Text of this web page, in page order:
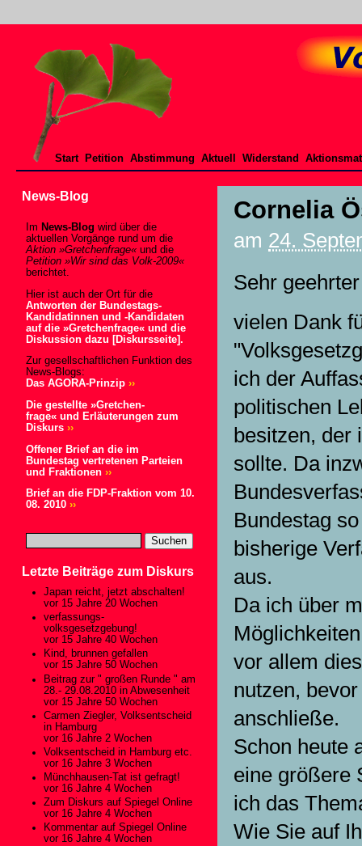
Start Petition Abstimmung Aktuell Widerstand
News-Blog
Im News-Blog wird über die
aktuellen Vorgänge rund um die
Aktion »Gretchenfrage« und die
Petition »Wir sind das Volk-2009«
berichtet.
Hier ist auch der Ort für die
Antworten der Bundestags-
Kandidatinnen und -Kandidaten
auf die »Gretchenfrage« und die
Diskussion dazu [Diskursseite].
Zur gesellschaftlichen Funktion des
News-Blogs:
Das AGORA-Prinzip ››
Die gestellte »Gretchen-
frage« und Erläuterungen zum
Diskurs ››
Offener Brief an die im
Bundestag vertretenen Parteien
und Fraktionen ››
Brief an die FDP-Fraktion vom 10.
08. 2010 ››
Letzte Beiträge zum Diskurs
Japan reicht, jetzt abschalten!
vor 15 Jahre 20 Wochen
verfassungs-
volksgesetzgebung!
vor 15 Jahre 40 Wochen
Kind, brunnen gefallen
vor 15 Jahre 50 Wochen
Beitrag zur " großen Runde " am
28.- 29.08.2010 in Abwesenheit
vor 15 Jahre 50 Wochen
Carmen Ziegler, Volksentscheid
in Hamburg
vor 16 Jahre 2 Wochen
Volksentscheid in Hamburg etc.
vor 16 Jahre 3 Wochen
Münchhausen-Tat ist gefragt!
vor 16 Jahre 4 Wochen
Zum Diskurs auf Spiegel Online
vor 16 Jahre 4 Wochen
Kommentar auf Spiegel Online
vor 16 Jahre 4 Wochen
Cornelia
am 24.
Sehr
vielen Dank
ich der
politischen
besitzen, der
sollte. Da
Bundestag
bisherige
aus.
Da ich über
vor allem
nutzen,
anschließe.
Schon heute
eine größere
ich das
Wie Sie auf